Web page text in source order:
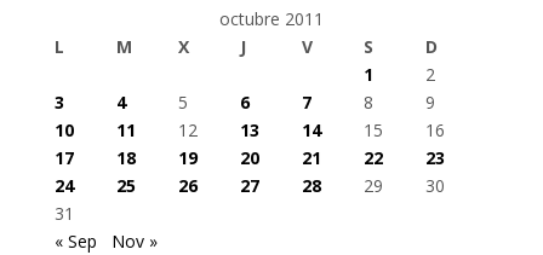
octubre 2011
L
M X J V S
D
1
2
3
4 5 6 7 8
9
10
11 12 13 14 15
16
17
18 19 20 21 22
23
24
25 26 27 28 29
30
31
« Sep
Nov »